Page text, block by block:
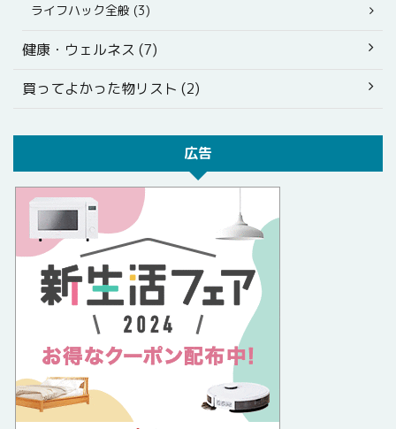
ライフハック全般 (3)
健康・ウェルネス (7)
買ってよかった物リスト (2)
広告